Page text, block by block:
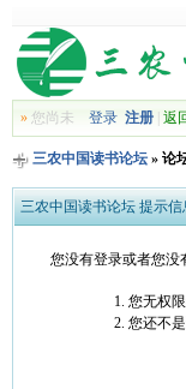
»您尚未 登录 注册| 返
三农中国读书论坛» 论
三农中国读书论坛 提示信
您没有登录或者您没
您无权
您还不